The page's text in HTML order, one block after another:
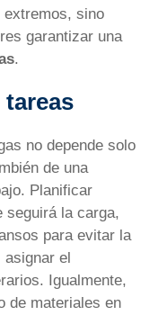
sino
garantizar una
.
no depende solo
de una
Planificar
seguirá la carga,
para evitar la
asignar el
Igualmente,
de materiales en